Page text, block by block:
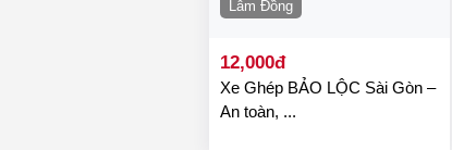
Lâm Đồng
12,000đ
Xe Ghép BẢO LỘC Sài Gòn –
An toàn, ...